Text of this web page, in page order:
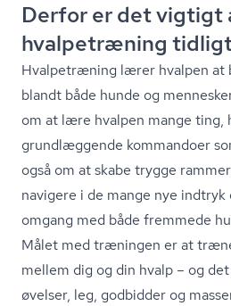
Derfor er det vigtigt
hvalpetræning
Hvalpetræning lærer hvalpen at
blandt både hunde og
om at lære hvalpen mange ting,
grundlæggende kommandoer
også om at skabe trygge
navigere i de mange nye
omgang med både fremmede
Målet med træningen er at
mellem dig og din hvalp – og
øvelser, leg, godbidder og